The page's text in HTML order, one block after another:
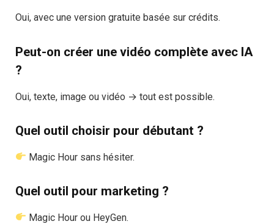
Oui, avec une version gratuite basée sur crédits.
Peut-on créer une vidéo complète avec IA
?
Oui, texte, image ou vidéo → tout est possible.
Quel outil choisir pour débutant ?
Magic Hour sans hésiter.
Quel outil pour marketing ?
Magic Hour ou HeyGen.